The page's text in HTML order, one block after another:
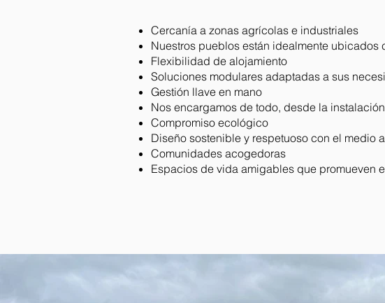
Cercanía a zonas agrícolas e industriales
Nuestros pueblos están idealmente ubicados
Flexibilidad de alojamiento
Soluciones modulares adaptadas a sus
Gestión llave en mano
Nos encargamos de todo, desde la
Compromiso ecológico
Diseño sostenible y respetuoso con el medio
Comunidades acogedoras
Espacios de vida amigables que promueven